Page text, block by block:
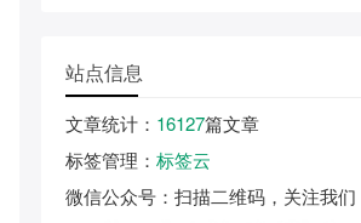
站点信息
文章统计 ： 16127篇文章
标签管理 ： 标签云
微信公众号 ：扫描二维码，关注我们